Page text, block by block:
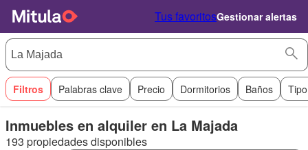
Tus favoritosGestionar alertas
Filtros Palabras clave Precio Dormitorios Baños
Inmuebles en alquiler en La Majada
193 propiedades disponibles